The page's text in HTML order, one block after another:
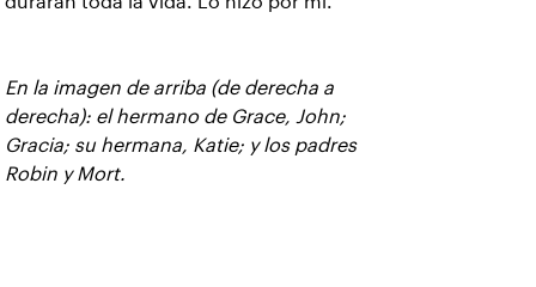
En la imagen de arriba (de derecha a
derecha): el hermano de Grace, John;
Gracia; su hermana, Katie; y los padres
Robin y Mort.